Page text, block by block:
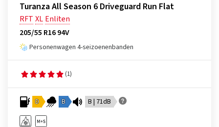
Turanza All Season 6 Driveguard Run Flat
RFT XL Enliten
205/55 R16 94V
Personenwagen 4-seizoenenbanden
(1)
D B B | 71dB